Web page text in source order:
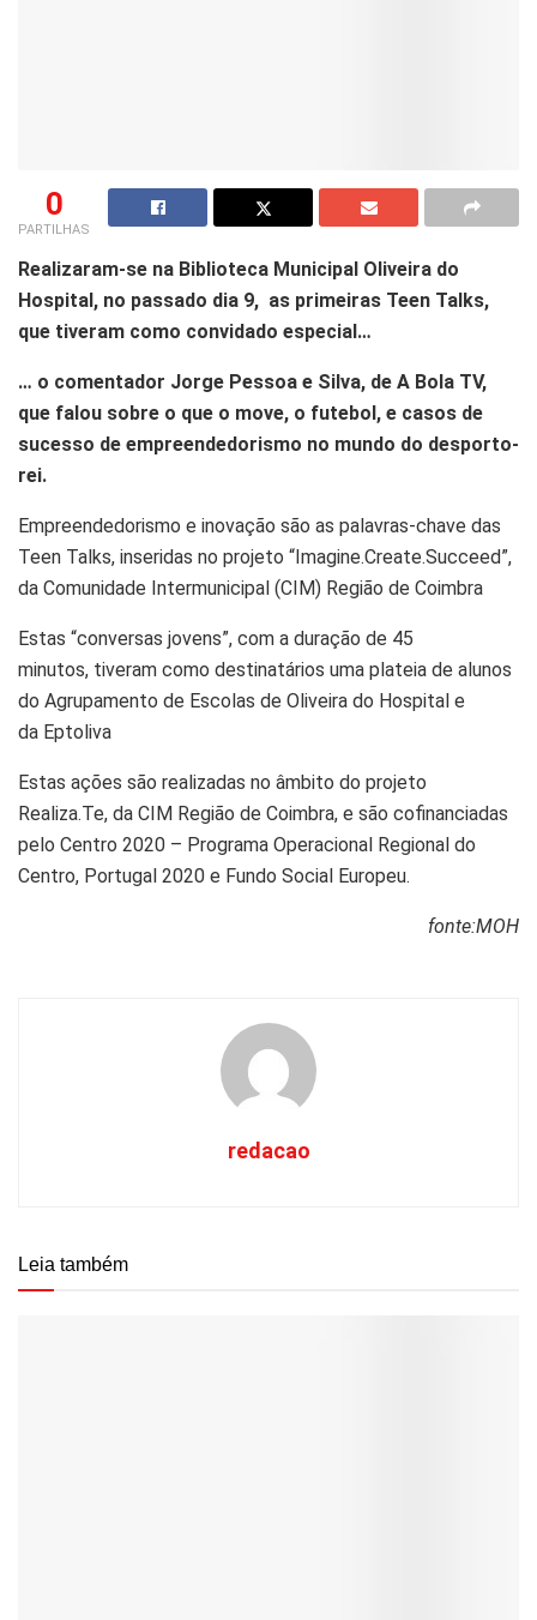
0
PARTILHAS
Realizaram-se na Biblioteca Municipal Oliveira do
Hospital, no passado dia 9, as primeiras Teen Talks,
que tiveram como convidado especial…
… o comentador Jorge Pessoa e Silva, de A Bola TV,
que falou sobre o que o move, o futebol, e casos de
sucesso de empreendedorismo no mundo do desporto-
rei.
Empreendedorismo e inovação são as palavras-chave das
Teen Talks, inseridas no projeto “Imagine.Create.Succeed”,
da Comunidade Intermunicipal (CIM) Região de Coimbra
Estas “conversas jovens”, com a duração de 45
minutos, tiveram como destinatários uma plateia de alunos
do Agrupamento de Escolas de Oliveira do Hospital e
da Eptoliva
Estas ações são realizadas no âmbito do projeto
Realiza.Te, da CIM Região de Coimbra, e são cofinanciadas
pelo Centro 2020 – Programa Operacional Regional do
Centro, Portugal 2020 e Fundo Social Europeu.
fonte:MOH
redacao
Leia também